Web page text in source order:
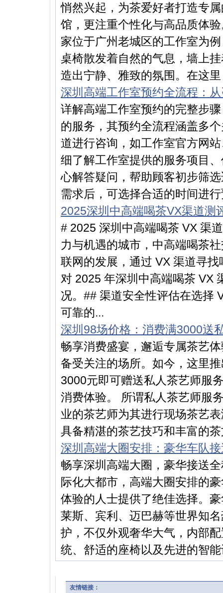
悄然兴起，为茶爱好者打造专
馆，更注重个性化与高品质体
家位于广州老城区的工作室为
桌椅散发着自然的气息，墙上
造出宁静、雅致的氛围。在这
深圳高端工作室预约全流程：
详解高端工作室预约的完整步
的服务，其预约全流程涵盖多
道进行咨询，如工作室官方网
细了解工作室提供的服务项目
心解答疑问，帮助顾客初步筛
需求后，可选择合适的时间进
2025深圳中高端喝茶VX渠道测
# 2025 深圳中高端喝茶 VX 渠
力与机遇的城市，中高端喝茶
联网的发展，通过 VX 渠道寻
对 2025 年深圳中高端喝茶 VX
况。## 渠道安全性评估在选择
可靠的...
深圳98场价格：消费满3000送
畅享消费盛宴，邂逅专属茶艺
备受关注的场所。如今，这里
3000元即可赠送私人茶艺师服
消费体验。 所谓私人茶艺师服
业的茶艺师为其进行现场茶艺
具备精湛的茶艺技巧和丰富的
深圳高端大圈安排：豪华车队
畅享深圳高端大圈，豪华接送
际化大都市，高端大圈安排的
体验的人士提供了绝佳选择。
莱斯、宾利、迈巴赫等世界知
护，不仅外观奢华大气，内部
统、舒适的座椅以及先进的智
友情链接：